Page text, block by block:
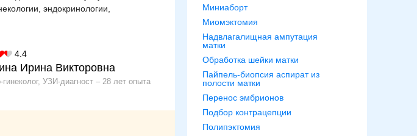
эндокринологии,
4.4
Ирина Викторовна
УЗИ-диагност 28 лет опыта
Миниаборт
Миомэктомия
Надвлагалищная ампутация
матки
Обработка шейки матки
Пайпель-биопсия аспират из
полости матки
Перенос эмбрионов
Подбор контрацепции
Полипэктомия